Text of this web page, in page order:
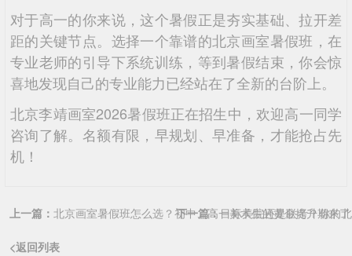
对于高一的你来说，这个暑假正是夯实基础、拉开差
距的关键节点。选择一个靠谱的北京画室暑假班，在
专业老师的引导下系统训练，等到暑假结束，你会惊
喜地发现自己的专业能力已经站在了全新的台阶上。
北京李靖画室2026暑假班正在招生中，欢迎高一同学
咨询了解。名额有限，早规划、早准备，才能抢占先
机！
上一篇： 北京画室暑假班怎么选？初中、高一美术生的黄金提升期来
下一篇：目标美院还是联考？你的
<返回列表